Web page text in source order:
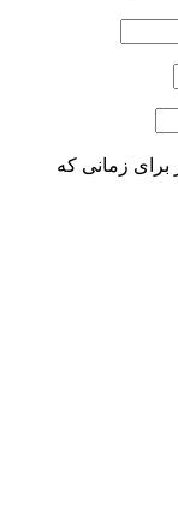
برای زمانی که